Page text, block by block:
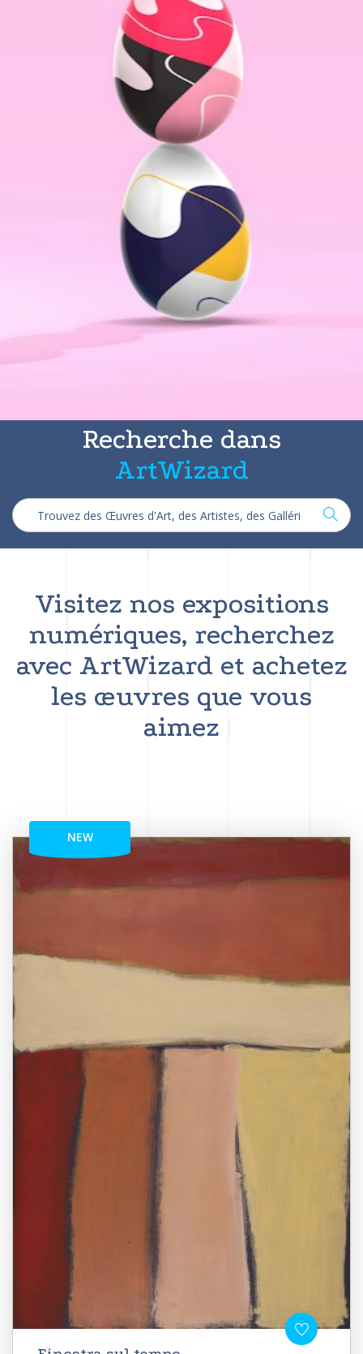
Recherche dans
ArtWizard
Visitez nos expositions
numériques, recherchez
avec ArtWizard et achetez
les œuvres que vous
aimez
NEW